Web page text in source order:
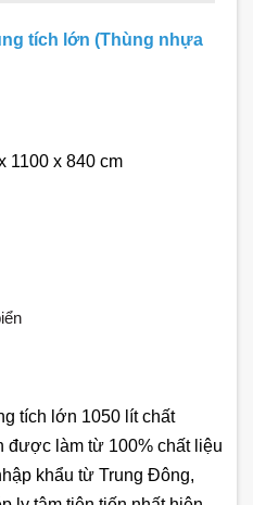
tích lớn (Thùng nhựa
1100 x 840 cm
tích lớn 1050 lít chất
được làm từ 100% chất liệu
khẩu từ Trung Đông,